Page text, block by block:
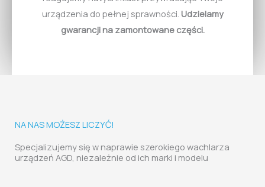
urządzenia do pełnej sprawności. Udzielamy
gwarancji na zamontowane części.
NA NAS MOŻESZ LICZYĆ!
Specjalizujemy się w naprawie szerokiego wachlarza
urządzeń AGD, niezależnie od ich marki i modelu